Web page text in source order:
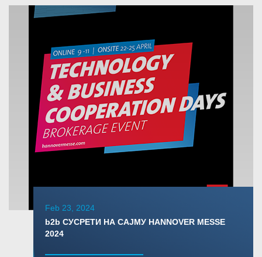
Feb 23, 2024
b2b СУСРЕТИ НА САЈМУ HANNOVER MESSE
2024